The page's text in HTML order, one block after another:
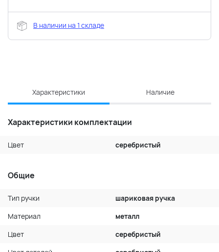
В наличии на 1 складе
Характеристики Наличие
Характеристики комплектации
Цвет серебристый
Общие
Тип ручки
шариковая ручка
Материал
металл
Цвет
серебристый